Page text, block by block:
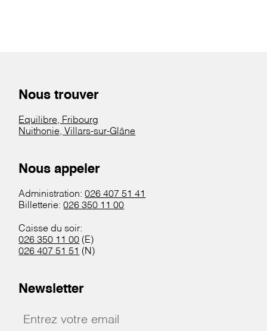
Nous trouver
Equilibre, Fribourg
Nuithonie, Villars-sur-Glâne
Nous appeler
Administration:026 407 51 41
Billetterie:026 350 11 00
Caisse du soir:
026 350 11 00 (E)
026 407 51 51 (N)
Newsletter